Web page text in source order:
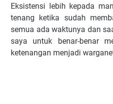
Eksistensi lebih kepada
tenang ketika sudah
semua ada waktunya dan
saya untuk benar-benar
ketenangan menjadi